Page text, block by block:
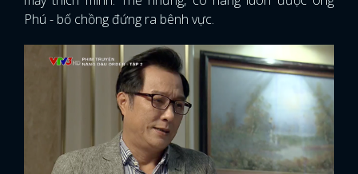
Phú - bố chồng đứng ra bênh vực.